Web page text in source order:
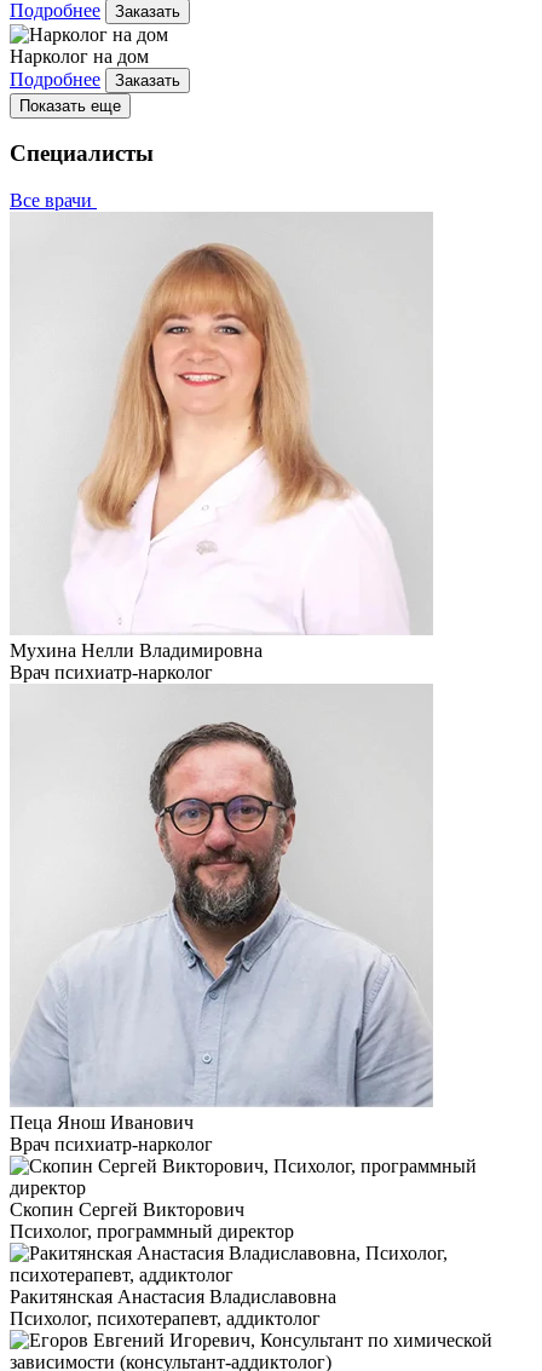
Подробнее Заказать
Нарколог на дом
Подробнее
Заказать
Показать еще
Специалисты
Все врачи
Мухина Нелли Владимировна
Врач психиатр-нарколог
Пеца Янош Иванович
Врач психиатр-нарколог
Скопин Сергей Викторович
Психолог, программный директор
Ракитянская Анастасия Владиславовна
Психолог, психотерапевт, аддиктолог